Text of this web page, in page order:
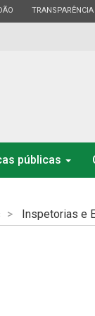
ESTADO
TRANSPARÊNCIA
públicas
Inspetorias e